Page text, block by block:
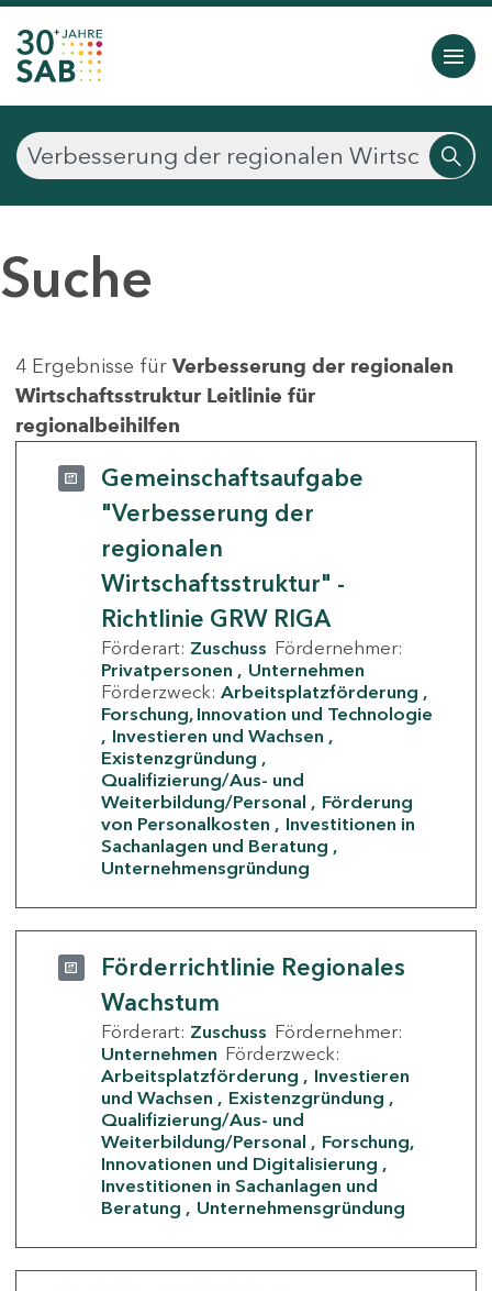
Suche
4 Ergebnisse für Verbesserung der regionalen
Wirtschaftsstruktur Leitlinie für
regionalbeihilfen
Gemeinschaftsaufgabe
"Verbesserung der
regionalen
Wirtschaftsstruktur" -
Richtlinie GRW RIGA
Förderart: Zuschuss Fördernehmer:
Privatpersonen
Unternehmen
Förderzweck: Arbeitsplatzförderung
Forschung, Innovation und Technologie
Investieren und Wachsen
Existenzgründung
Qualifizierung/Aus- und
Weiterbildung/Personal
Förderung
von Personalkosten
Investitionen in
Sachanlagen und Beratung
Unternehmensgründung
Förderrichtlinie Regionales
Wachstum
Förderart: Zuschuss Fördernehmer:
Unternehmen Förderzweck:
Arbeitsplatzförderung
Investieren
und Wachsen
Existenzgründung
Qualifizierung/Aus- und
Weiterbildung/Personal
Forschung,
Innovationen und Digitalisierung
Investitionen in Sachanlagen und
Beratung
Unternehmensgründung